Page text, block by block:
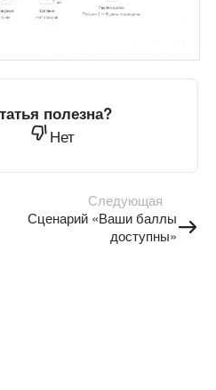
полезна?
Нет
Следующая
Сценарий «Ваши баллы
доступны»